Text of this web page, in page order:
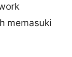
memasuki